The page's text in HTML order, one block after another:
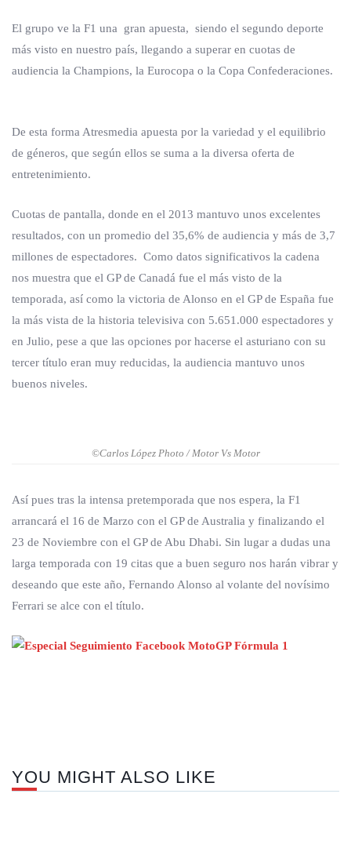
El grupo ve la F1 una gran apuesta, siendo el segundo deporte
más visto en nuestro país, llegando a superar en cuotas de
audiencia la Champions, la Eurocopa o la Copa Confederaciones.
De esta forma Atresmedia apuesta por la variedad y el equilibrio
de géneros, que según ellos se suma a la diversa oferta de
entretenimiento.
Cuotas de pantalla, donde en el 2013 mantuvo unos excelentes
resultados, con un promedio del 35,6% de audiencia y más de 3,7
millones de espectadores. Como datos significativos la cadena
nos muestra que el GP de Canadá fue el más visto de la
temporada, así como la victoria de Alonso en el GP de España fue
la más vista de la historia televisiva con 5.651.000 espectadores y
en Julio, pese a que las opciones por hacerse el asturiano con su
tercer título eran muy reducidas, la audiencia mantuvo unos
buenos niveles.
©Carlos López Photo / Motor Vs Motor
Así pues tras la intensa pretemporada que nos espera, la F1
arrancará el 16 de Marzo con el GP de Australia y finalizando el
23 de Noviembre con el GP de Abu Dhabi. Sin lugar a dudas una
larga temporada con 19 citas que a buen seguro nos harán vibrar y
deseando que este año, Fernando Alonso al volante del novísimo
Ferrari se alce con el título.
YOU MIGHT ALSO LIKE